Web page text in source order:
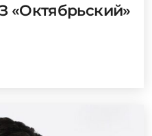
«Октябрьский»